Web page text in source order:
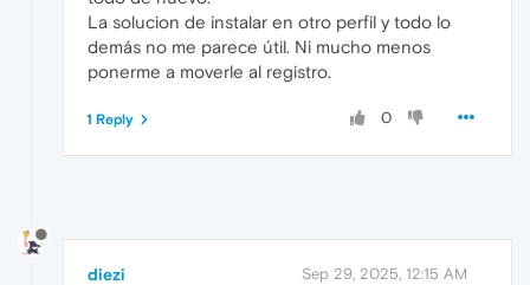
La solucion de instalar en otro perfil y todo lo
demás no me parece útil. Ni mucho menos
ponerme a moverle al registro.
0
1 Reply
diezi Sep 29, 2025, 12:15 AM